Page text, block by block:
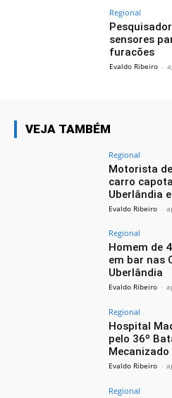
Regional
sensores
furacões
Evaldo Ribeiro -
VEJA TAMBÉM
Regional
Motorista
carro
Uberlândia
Evaldo Ribeiro -
Regional
Homem de
em bar nas
Uberlândia
Evaldo Ribeiro -
Regional
Hospital
pelo 36º
Evaldo Ribeiro -
Regional